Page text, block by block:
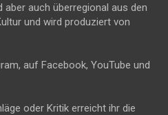
auch überregional aus den
und wird produziert von
auf Facebook, YouTube und
oder Kritik erreicht ihr die